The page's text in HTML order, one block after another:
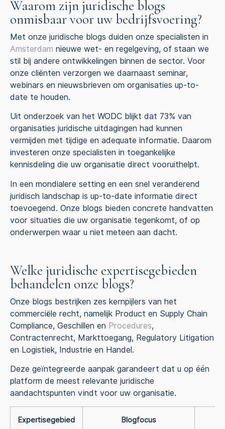
Waarom zijn juridische blogs
onmisbaar voor uw bedrijfsvoering?
Met onze juridische blogs duiden onze specialisten in
Amsterdam nieuwe wet- en regelgeving, of staan we
stil bij andere ontwikkelingen binnen de sector. Voor
onze cliënten verzorgen we daarnaast seminar,
webinars en nieuwsbrieven om organisaties up-to-
date te houden.
Uit onderzoek van het WODC blijkt dat 73% van
organisaties juridische uitdagingen had kunnen
vermijden met tijdige en adequate informatie. Daarom
investeren onze specialisten in toegankelijke
kennisdeling die uw organisatie direct vooruithelpt.
In een mondialere setting en een snel veranderend
juridisch landschap is up-to-date informatie direct
toevoegend. Onze blogs bieden concrete handvatten
voor situaties die uw organisatie tegenkomt, of op
onderwerpen waar u niet meteen aan dacht.
Welke juridische expertisegebieden
behandelen onze blogs?
Onze blogs bestrijken zes kernpijlers van het
commerciële recht, namelijk Product en Supply Chain
Compliance, Geschillen en Procedures,
Contractenrecht, Markttoegang, Regulatory Litigation
en Logistiek, Industrie en Handel.
Deze geïntegreerde aanpak garandeert dat u op één
platform de meest relevante juridische
aandachtspunten vindt voor uw organisatie.
Expertisegebied Blogfocus